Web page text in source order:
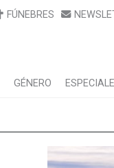
FÚNEBRES
GÉNERO